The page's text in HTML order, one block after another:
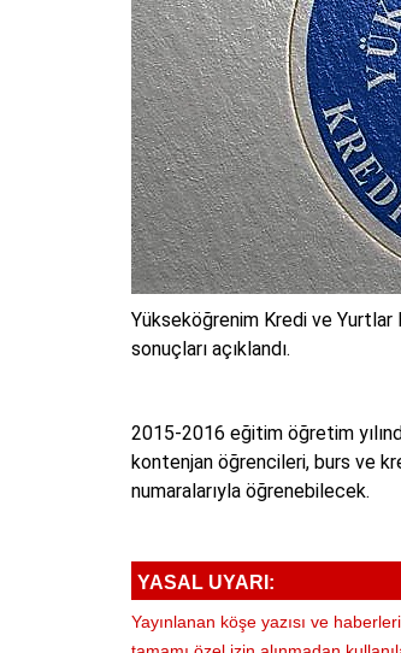
Yükseköğrenim Kredi ve Yurtlar
sonuçları açıklandı.
2015-2016 eğitim öğretim
kontenjan öğrencileri, burs ve
numaralarıyla öğrenebilecek.
YASAL UYARI:
Yayınlanan köşe yazısı ve